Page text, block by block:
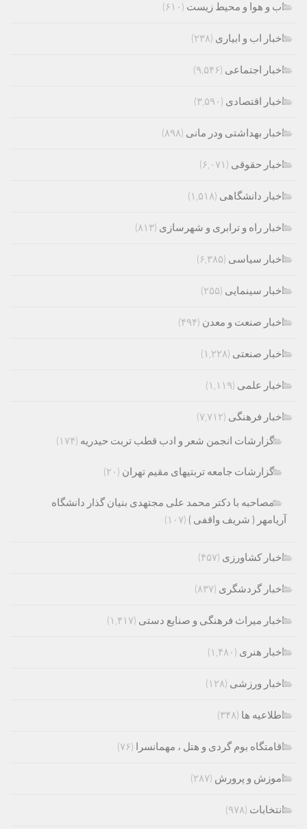
اب و هوا و محیط زیست (۶۱۰)
اخبار اب و ابیاری (۲۳۸)
اخبار اجتماعی (۹,۵۴۶)
اخبار اقتصادی (۳,۵۹۰)
اخبار بهداشتی ودر مانی (۸۹۸)
اخبار حقوقی (۶,۰۷۱)
اخبار دانشگاهی (۱,۵۱۸)
اخبار راه و ترابری و شهرسازی (۸۱۳)
اخبار سیاسی (۶,۳۸۵)
اخبار سینمایی (۲۵۵)
اخبار صنعت و معدن (۴۹۴)
اخبار صنعتی (۱,۲۲۸)
اخبار علمی (۱,۱۱۹)
اخبار فرهنگی (۷,۷۱۲)
گزارشات انجمن شعر و ادب قطب تربت حیدریه (۱۷۴)
گزارشات جامعه تربتیهای مقیم تهران (۲۰)
مصاحبه با دکتر محمد علی مجتهدی بنیان گذار دانشگاه
آریامهر ( شریف واقفی ) (۱۰۷)
اخبار کشاورزی (۴۵۷)
اخبار گردشگری (۸۳۷)
اخبار میراث فرهنگی و صنایع دستی (۱,۴۱۷)
اخبار هنری (۱,۴۸۰)
اخبار ورزشی (۱۲۸)
اطلاعیه ها (۳۴۸)
اقامتگاه بوم گردی و هتل ، مهمانسرا (۷۶)
اموزش و پرورش (۲۸۷)
انتخابات (۹۷۸)